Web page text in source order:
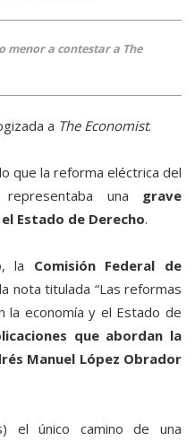
a contestar a The
a The Economist.
que la reforma eléctrica del
una grave
Estado de Derecho.
la Comisión Federal de
nota titulada “Las reformas
la economía y el Estado de
que abordan la
Manuel López Obrador
el único camino de una